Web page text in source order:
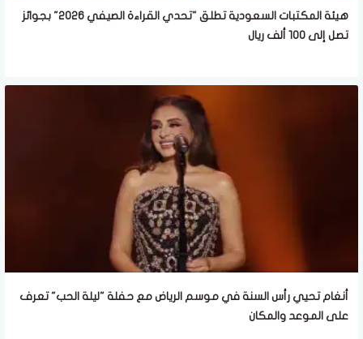
هيئة المكتبات السعودية تطلق "تحدي القراءة الصيفي 2026" بجوائز
تصل إلى 100 ألف ريال
أنغام تحيي رأس السنة في موسم الرياض مع حفلة "ليلة الحب" تعرف
على الموعد والمكان